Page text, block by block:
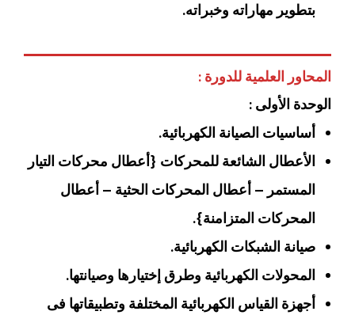
بتطوير مهاراته وخبراته.
المحاور العلمية للدورة :
الوحدة الأولى :
أساسيات الصيانة الكهربائية.
الأعطال الشائعة للمحركات {أعطال محركات التيار
المستمر – أعطال المحركات الحثية – أعطال
المحركات المتزامنة}.
صيانة الشبكات الكهربائية.
المحولات الكهربائية وطرق إختيارها وصيانتها.
أجهزة القياس الكهربائية المختلفة وتطبيقاتها فى